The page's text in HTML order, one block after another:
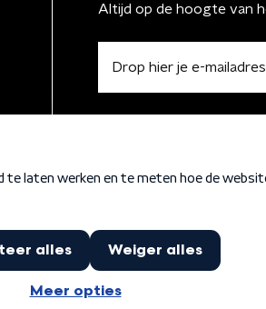
Altijd op de hoogte van